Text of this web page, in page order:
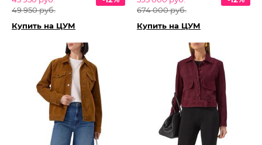
49 950 руб.
Купить на ЦУМ
674 000 руб.
Купить на ЦУМ